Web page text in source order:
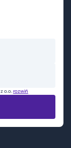
o.o.rozwiń